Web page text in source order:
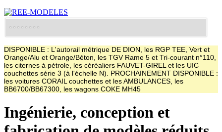
DISPONIBLE : L'autorail métrique DE DION, les RGP TEE, Vert et
Orange/Alu et Orange/Béton, les TGV Rame 5 et Tri-courant n°110,
les citernes à pétrole, les céréaliers FAUVET-GIREL et les UIC
couchettes série 3 (à l'échelle N). PROCHAINEMENT DISPONIBLE :
les voitures CORAIL couchettes et les AMBULANCES, les
BB6700/BB67300, les wagons COKE MH45
Ingénierie, conception et